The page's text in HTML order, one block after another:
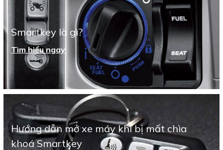
Smartkey là gì?
Tìm hiểu ngay
Hướng dẫn mở xe máy khi bị mất chìa
khoá Smartkey